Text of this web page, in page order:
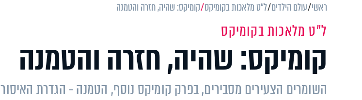
ראשי עולם הילדים ל"ט מלאכות בקומיקס קומיקס: שהיה, חזרה והטמנה
ל"ט מלאכות בקומיקס
קומיקס: שהיה, חזרה והטמנה
השומרים הצעירים מסבירים, בפרק קומיקס נוסף, הטמנה - הגדרת האיסור